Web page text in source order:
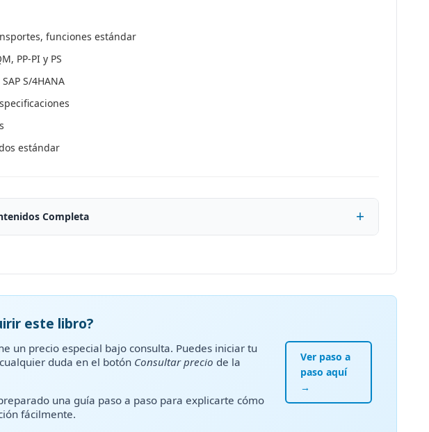
funciones estándar
PP-PI y PS
S/4HANA
estándar
Completa
este libro?
un precio especial bajo consulta. Puedes iniciar tu
duda en el botón Consultar precio de la
una guía paso a paso para explicarte cómo
fácilmente.
Ver paso a
paso aquí
→